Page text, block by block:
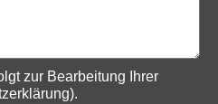
zur Bearbeitung Ihrer
).